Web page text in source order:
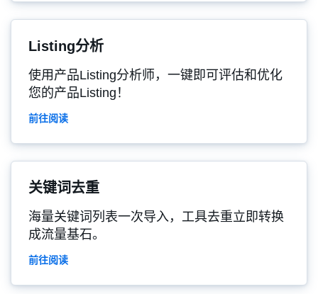
Listing分析
使用产品Listing分析师，一键即可评估和优化
您的产品Listing！
前往阅读
关键词去重
海量关键词列表一次导入，工具去重立即转换
成流量基石。
前往阅读